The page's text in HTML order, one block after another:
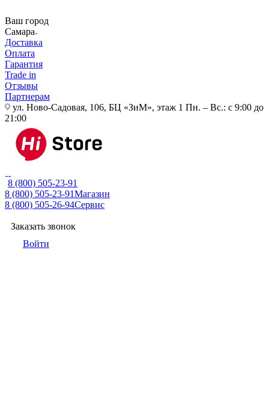
Ваш город
Самара
Доставка
Оплата
Гарантия
Trade in
Отзывы
Партнерам
ул. Ново-Садовая, 106, БЦ «ЗиМ», этаж 1 Пн. – Вс.: с 9:00 до
21:00
8 (800) 505-23-91
8 (800) 505-23-91Магазин
8 (800) 505-26-94Сервис
Заказать звонок
Войти